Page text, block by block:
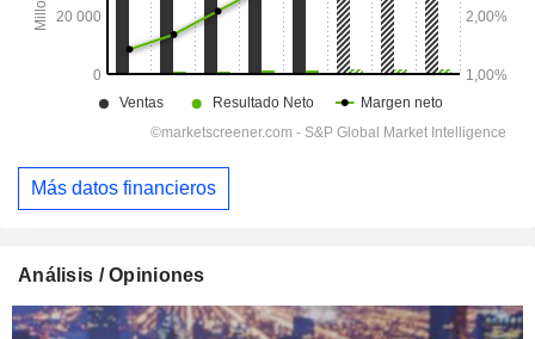
Más datos financieros
Análisis / Opiniones